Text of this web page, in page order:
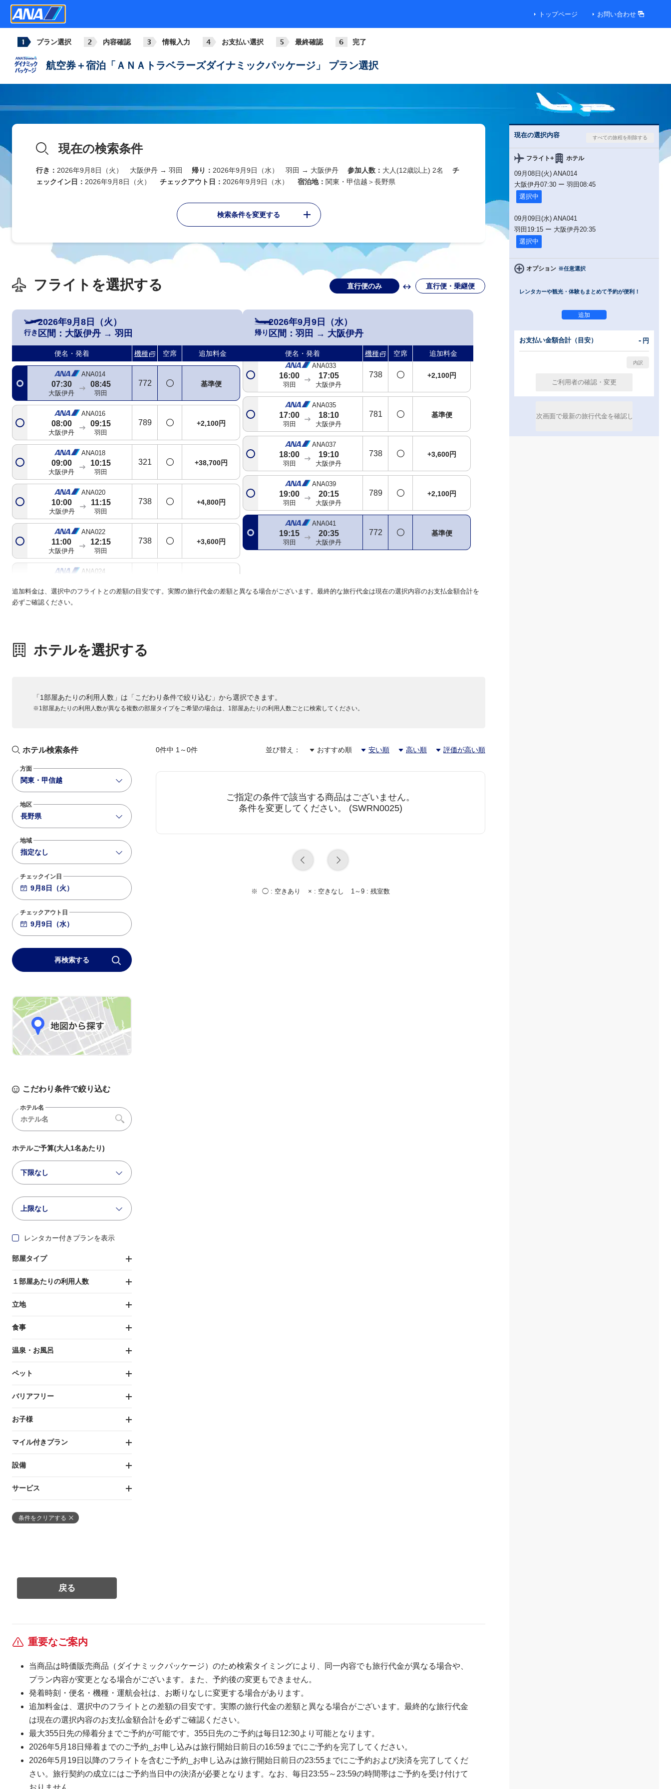
トップページ お問い合わせ
プラン選択 内容確認 情報入力 お支払い選択 最終確認 完了
航空券＋宿泊「ＡＮＡトラベラーズダイナミックパッケージ」 プラン選択
現在の検索条件
行き： 2026年9月8日（火） 大阪伊丹 → 羽田 帰り： 2026年9月9日（水） 羽田 → 大阪伊丹 参加人数： 大人(12歳以上) 2名
チ
ェックイン日： 2026年9月8日（火） チェックアウト日： 2026年9月9日（水） 宿泊地： 関東・甲信越＞長野県
検索条件を変更する
フライトを選択する 直行便のみ 直行便・乗継便
行き
2026年9月8日（火）
区間： 大阪伊丹 → 羽田
便名・発着 機種 空席 追加料金
ANA986
07:05
大阪伊丹
08:15 321 +3,600円
ANA014
07:30
大阪伊丹
08:45
羽田
772 基準便
ANA016
08:00
大阪伊丹
09:15
羽田
789 +2,100円
ANA018
09:00
大阪伊丹
10:15
羽田
321 +38,700円
ANA020
10:00
大阪伊丹
11:15
羽田
738 +4,800円
ANA022
11:00
大阪伊丹
12:15
羽田
738 +3,600円
ANA024
大阪伊丹 羽田
ANA028
738
15:00
大阪伊丹
16:20
羽田
738 +2,100円
大阪伊丹
ANA034
16:40
大阪伊丹 羽田
大阪伊丹 羽田
帰り
2026年9月9日（水）
区間： 羽田 → 大阪伊丹
便名・発着 機種 空席 追加料金
羽田 大阪伊丹
08:15
羽田
09:20
大阪伊丹
789
羽田 大阪伊丹
ANA021
11:00
羽田
12:05
大阪伊丹
321
ANA023
12:00
羽田
13:10
大阪伊丹
ANA025
13:00
羽田
738
ANA027
763
ANA031
14:50
羽田
15:55
大阪伊丹
ANA033
16:00
羽田
17:05
大阪伊丹
738 +2,100円
ANA035
17:00
羽田
18:10
大阪伊丹
781 基準便
ANA037
18:00
羽田
19:10
大阪伊丹
738 +3,600円
ANA039
19:00
羽田
20:15
大阪伊丹
789 +2,100円
ANA041
19:15
羽田
20:35
大阪伊丹
772 基準便
追加料金は、選択中のフライトとの差額の目安です。実際の旅行代金の差額と異なる場合がございます。最終的な旅行代金は現在の選択内容のお支払金額合計を
必ずご確認ください。
ホテルを選択する
「1部屋あたりの利用人数」は「こだわり条件で絞り込む」から選択できます。
※1部屋あたりの利用人数が異なる複数の部屋タイプをご希望の場合は、1部屋あたりの利用人数ごとに検索してください。
ホテル検索条件
方面
関東・甲信越
地区
長野県
地域
指定なし
チェックイン日
チェックアウト日
再検索する
こだわり条件で絞り込む
ホテル名
ホテルご予算(大人1名あたり)
下限なし
上限なし
レンタカー付きプランを表示
部屋タイプ
１部屋あたりの利用人数
立地
食事
温泉・お風呂
ペット
バリアフリー
お子様
マイル付きプラン
設備
サービス
条件をクリアする
0件中 1～0件 並び替え： おすすめ順 安い順 高い順 評価が高い順
ご指定の条件で該当する商品はございません。
条件を変更してください。 (SWRN0025)
◯ : 空きあり × : 空きなし 1～9 : 残室数
重要なご案内
当商品は時価販売商品（ダイナミックパッケージ）のため検索タイミングにより、同一内容でも旅行代金が異なる場合や、
プラン内容が変更となる場合がございます。また、予約後の変更もできません。
発着時刻・便名・機種・運航会社は、お断りなしに変更する場合があります。
追加料金は、選択中のフライトとの差額の目安です。実際の旅行代金の差額と異なる場合がございます。最終的な旅行代金
は現在の選択内容のお支払金額合計を必ずご確認ください。
最大355日先の帰着分までご予約が可能です。355日先のご予約は毎日12:30より可能となります。
2026年5月18日帰着までのご予約_お申し込みは旅行開始日前日の16:59までにご予約を完了してください。
2026年5月19日以降のフライトを含むご予約_お申し込みは旅行開始日前日の23:55までにご予約および決済を完了してくだ
さい。旅行契約の成立にはご予約当日中の決済が必要となります。なお、毎日23:55～23:59の時間帯はご予約を受け付けて
現在の選択内容
フライト+ ホテル
09月08日(火) ANA014
大阪伊丹07:30 ー 羽田 08:45
選択中
09月09日(水) ANA041
羽田 19:15 ー 大阪伊丹20:35
選択中
オプション ※任意選択
レンタカーや観光・体験もまとめて予約が便利！
お支払い金額合計（目安） - 円